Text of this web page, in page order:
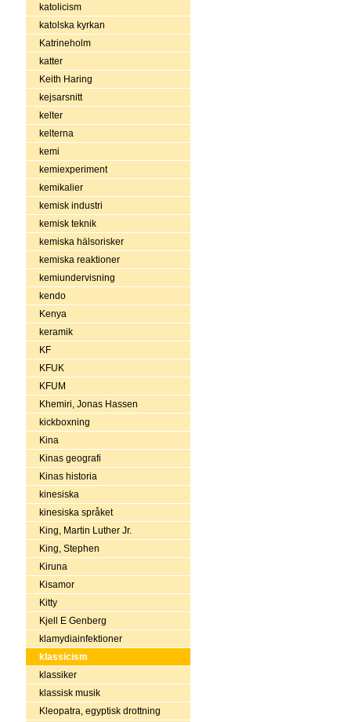
katolicism
katolska kyrkan
Katrineholm
katter
Keith Haring
kejsarsnitt
kelter
kelterna
kemi
kemiexperiment
kemikalier
kemisk industri
kemisk teknik
kemiska hälsorisker
kemiska reaktioner
kemiundervisning
kendo
Kenya
keramik
KF
KFUK
KFUM
Khemiri, Jonas Hassen
kickboxning
Kina
Kinas geografi
Kinas historia
kinesiska
kinesiska språket
King, Martin Luther Jr.
King, Stephen
Kiruna
Kisamor
Kitty
Kjell E Genberg
klamydiainfektioner
klassicism
klassiker
klassisk musik
Kleopatra, egyptisk drottning